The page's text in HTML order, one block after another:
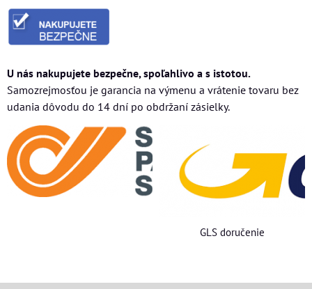
U nás nakupujete bezpečne, spoľahlivo a s istotou.
Samozrejmosťou je garancia na výmenu a vrátenie tovaru bez
udania dôvodu do 14 dní po obdržaní zásielky.
GLS doručenie